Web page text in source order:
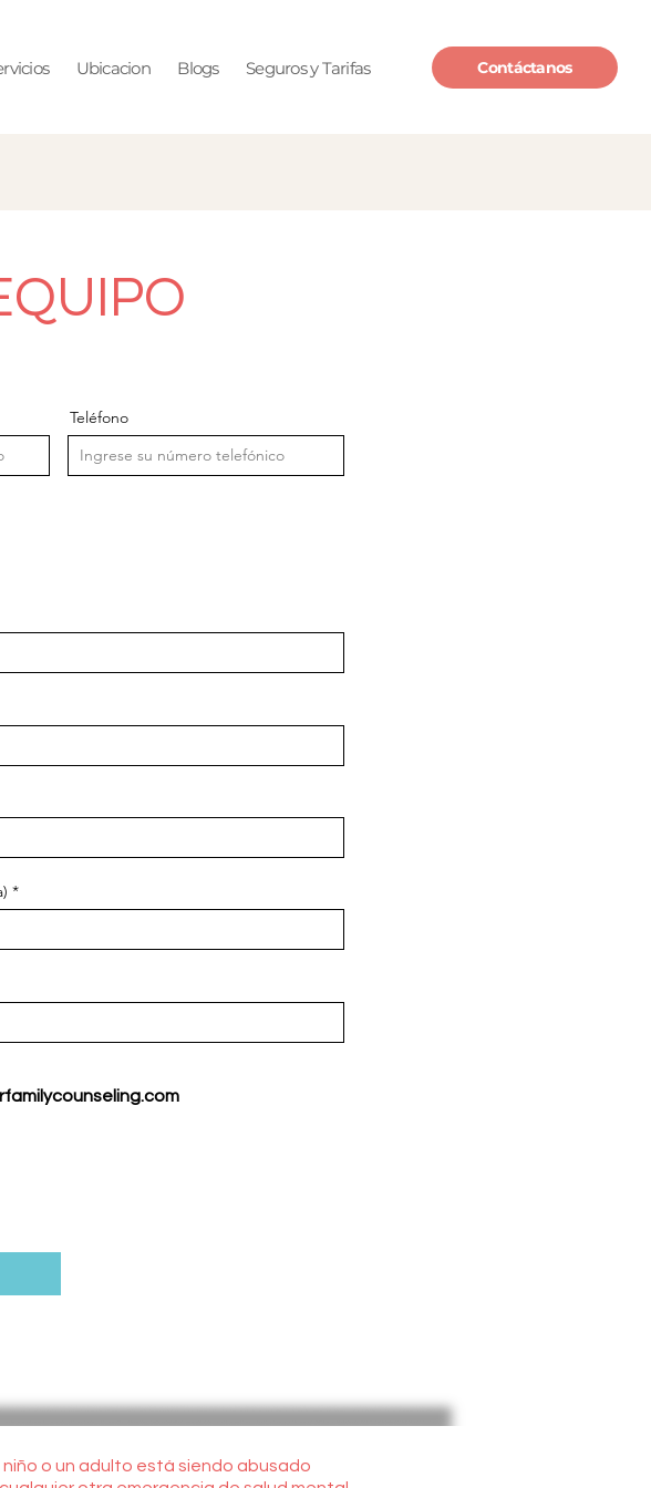
Ubicacion Blogs Seguros y Tarifas Contáctanos
Teléfono
niño o un adulto está siendo abusado